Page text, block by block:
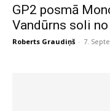
GP2 posmā
Vandūrns soli
Roberts Graudiņš - 7.